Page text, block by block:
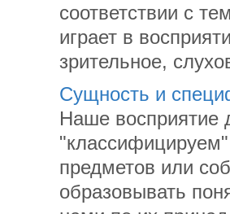
соответствии с
играет в
зрительное,
Сущность и
Наше восприятие
предметов или
образовывать